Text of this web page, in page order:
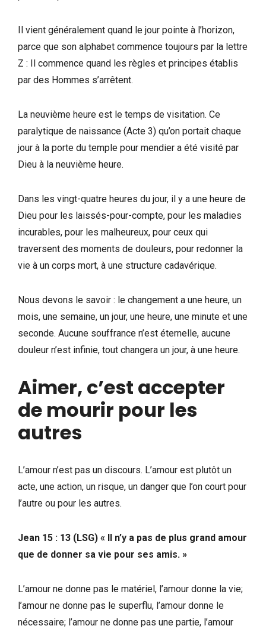
Il vient généralement quand le jour pointe à l’horizon,
parce que son alphabet commence toujours par la lettre
Z : Il commence quand les règles et principes établis
par des Hommes s’arrêtent.
La neuvième heure est le temps de visitation. Ce
paralytique de naissance (Acte 3) qu’on portait chaque
jour à la porte du temple pour mendier a été visité par
Dieu à la neuvième heure.
Dans les vingt-quatre heures du jour, il y a une heure de
Dieu pour les laissés-pour-compte, pour les maladies
incurables, pour les malheureux, pour ceux qui
traversent des moments de douleurs, pour redonner la
vie à un corps mort, à une structure cadavérique.
Nous devons le savoir : le changement a une heure, un
mois, une semaine, un jour, une heure, une minute et une
seconde. Aucune souffrance n’est éternelle, aucune
douleur n’est infinie, tout changera un jour, à une heure.
Aimer, c’est accepter
de mourir pour les
autres
L’amour n’est pas un discours. L’amour est plutôt un
acte, une action, un risque, un danger que l’on court pour
l’autre ou pour les autres.
Jean 15 : 13 (LSG) « Il n’y a pas de plus grand amour
que de donner sa vie pour ses amis. »
L’amour ne donne pas le matériel, l’amour donne la vie;
l’amour ne donne pas le superflu, l’amour donne le
nécessaire; l’amour ne donne pas une partie, l’amour